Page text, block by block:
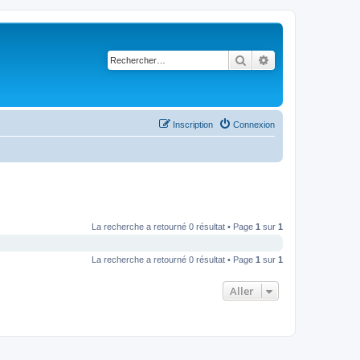
Rechercher
Connexion
Inscription
La recherche a retourné 0 résultat • Page 1 sur 1
La recherche a retourné 0 résultat • Page 1 sur 1
Aller